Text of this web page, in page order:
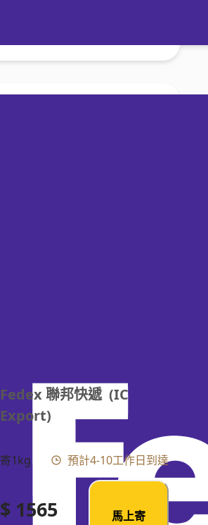
Fedex 聯邦快遞  (IC
Export)
寄1kg 預計4-10工作日到達
$ 1565
馬上寄